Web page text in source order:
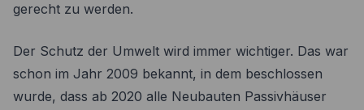
gerecht zu werden.
Der Schutz der Umwelt wird immer wichtiger. Das war
schon im Jahr 2009 bekannt, in dem beschlossen
wurde, dass ab 2020 alle Neubauten Passivhäuser